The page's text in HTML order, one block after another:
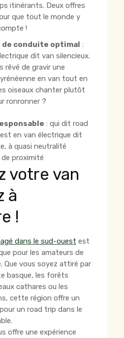
itinérants. Deux offres
que tout le monde y
!
conduite optimal :
dit van silencieux.
rêvé de gravir une
en van tout en
oiseaux chanter plutôt
ronronner ?
: qui dit road
en van électrique dit
à quasi neutralité
proximité
votre van
à
!
dans le sud-ouest est
pour les amateurs de
Que vous soyez attiré par
basque, les forêts
cathares ou les
cette région offre un
un road trip dans le
offre une expérience